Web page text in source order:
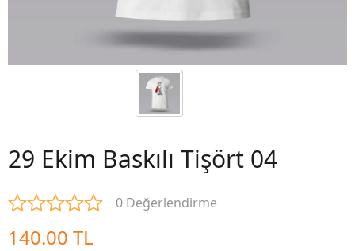
29 Ekim Baskılı Tişört 04
0 Değerlendirme
140.00 TL